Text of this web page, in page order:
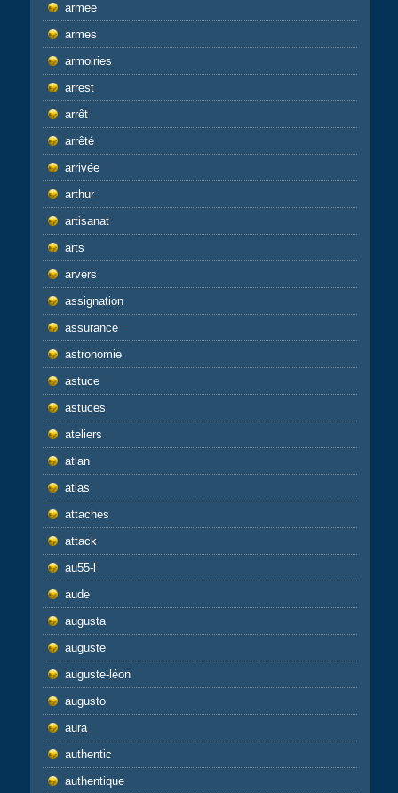
armee
armes
armoiries
arrest
arrêt
arrêté
arrivée
arthur
artisanat
arts
arvers
assignation
assurance
astronomie
astuce
astuces
ateliers
atlan
atlas
attaches
attack
au55-l
aude
augusta
auguste
auguste-léon
augusto
aura
authentic
authentique